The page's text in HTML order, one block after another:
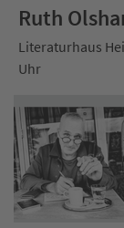
Ruth
Literaturhaus
Uhr